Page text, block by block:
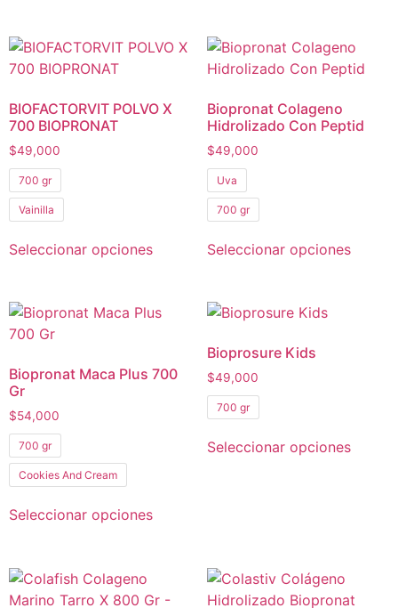
BIOFACTORVIT POLVO X
700 BIOPRONAT
$49,000
700 gr
Vainilla
Seleccionar opciones
Biopronat Colageno
Hidrolizado Con Peptid
$49,000
Uva
700 gr
Seleccionar opciones
Biopronat Maca Plus 700
Gr
$54,000
700 gr
Cookies And Cream
Seleccionar opciones
Bioprosure Kids
$49,000
700 gr
Seleccionar opciones